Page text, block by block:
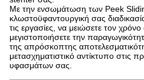
Με την ενσωμάτωση των Peek
κλωστοϋφαντουργική σας
τις εργασίες, να μειώσετε τον χρόνο
μεγιστοποιήσετε την
της απρόσκοπτης
μετασχηματιστικό αντίκτυπο στις
υφασμάτων σας.